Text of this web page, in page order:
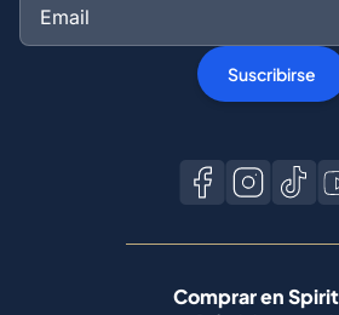
Suscribirse
Comprar en